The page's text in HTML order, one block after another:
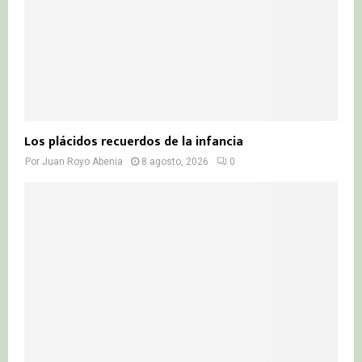
Los plácidos recuerdos de la infancia
Por Juan Royo Abenia 8 agosto, 2026 0